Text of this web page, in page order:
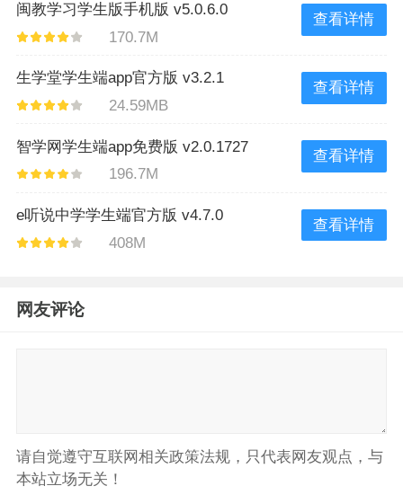
闽教学习学生版手机版 v5.0.6.0
170.7M
查看详情
生学堂学生端app官方版 v3.2.1
24.59MB
查看详情
智学网学生端app免费版 v2.0.1727
196.7M
查看详情
e听说中学学生端官方版 v4.7.0
408M
查看详情
网友评论
请自觉遵守互联网相关政策法规，只代表网友观点，与
本站立场无关！